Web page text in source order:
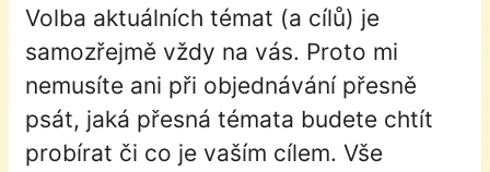
Volba aktuálních témat (a cílů) je
samozřejmě vždy na vás. Proto mi
nemusíte ani při objednávání přesně
psát, jaká přesná témata budete chtít
probírat či co je vaším cílem. Vše